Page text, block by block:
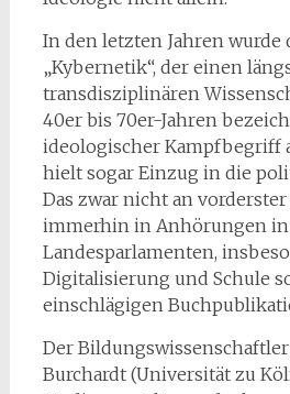
In den letzten Jahren wurde
„Kybernetik“, der einen
transdisziplinären
40er bis 70er-Jahren
ideologischer Kampfbegriff
hielt sogar Einzug in die
Das zwar nicht an
immerhin in Anhörungen in
Landesparlamenten,
Digitalisierung und Schule
einschlägigen
Der
Burchardt (Universität zu